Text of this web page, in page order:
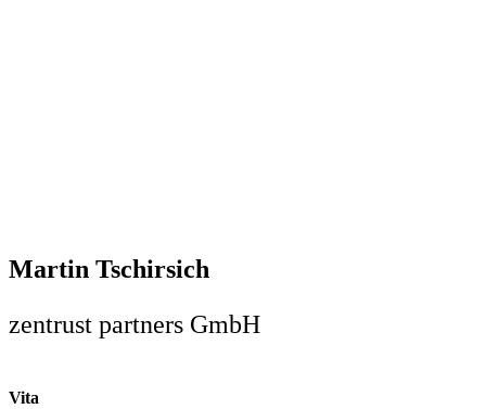
Martin Tschirsich
zentrust partners GmbH
Vita